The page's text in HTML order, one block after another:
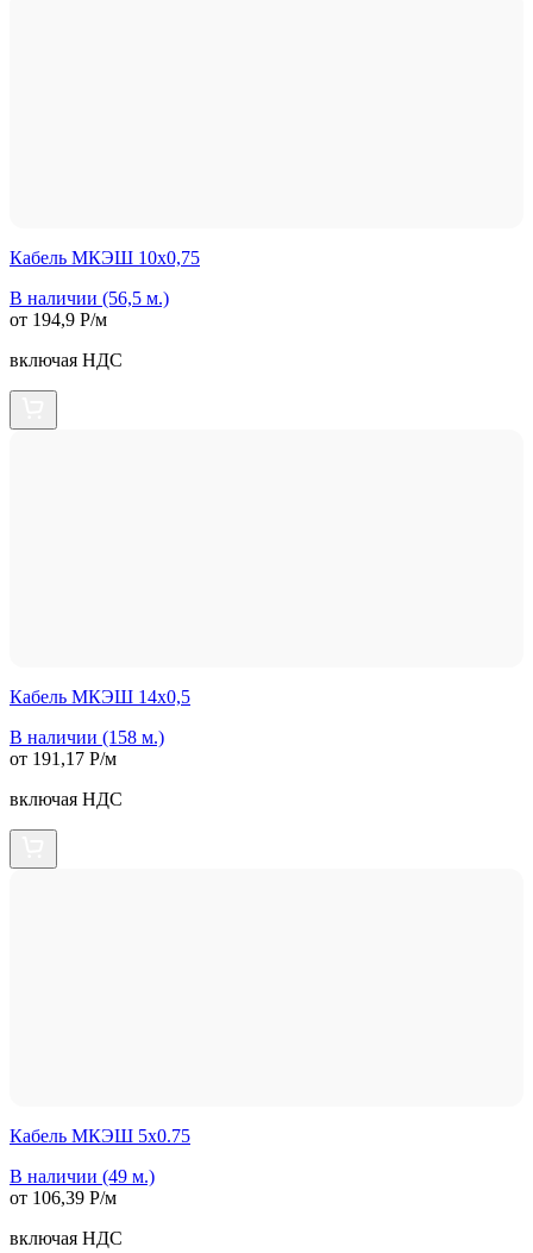
Кабель МКЭШ 10х0,75
В наличии (56,5 м.)
от 194,9 Р/м
включая НДС
Кабель МКЭШ 14х0,5
В наличии (158 м.)
от 191,17 Р/м
включая НДС
Кабель МКЭШ 5х0.75
В наличии (49 м.)
от 106,39 Р/м
включая НДС